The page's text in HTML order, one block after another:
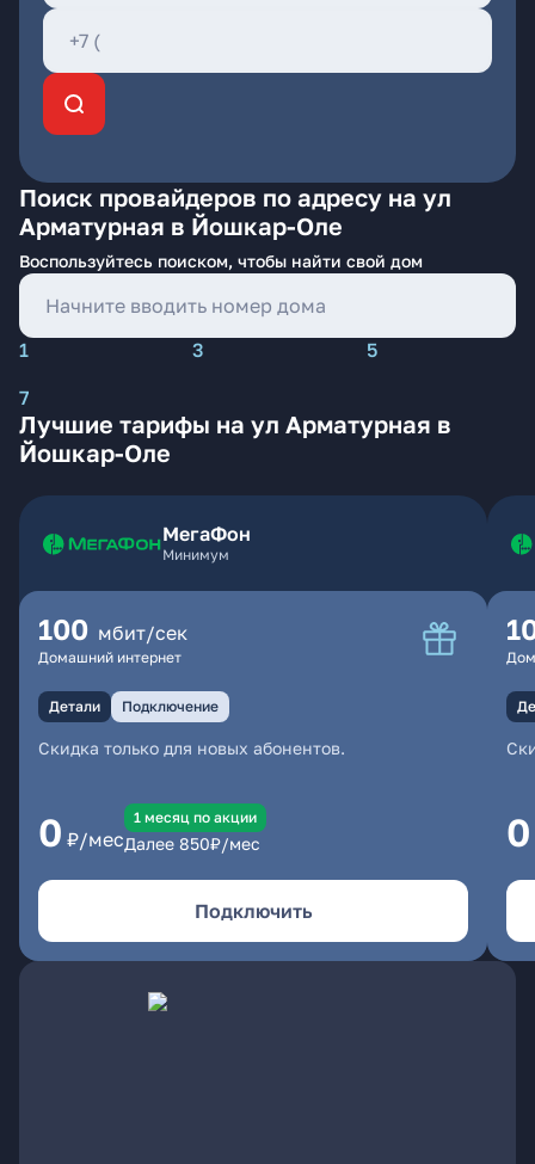
Поиск провайдеров по адресу на ул
Арматурная в Йошкар-Оле
Воспользуйтесь поиском, чтобы найти свой дом
1 3
5
7
Лучшие тарифы на ул Арматурная в
Йошкар-Оле
МегаФон
Минимум
100 мбит/сек
Домашний интернет
Детали Подключение
Скидка только для новых абонентов.
0 ₽/мес
1 месяц по акции
Далее 850₽/мес
Подключить
0